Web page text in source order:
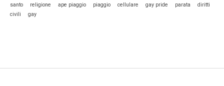
santo
religione ape piaggio piaggio cellulare gay pride parata
diritti
civili
gay